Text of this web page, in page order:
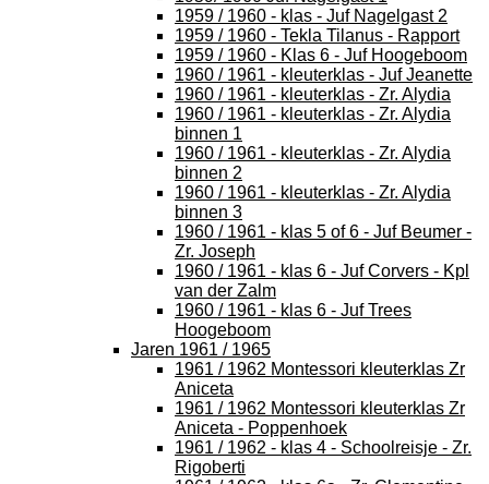
1959 / 1960 - klas - Juf Nagelgast 2
1959 / 1960 - Tekla Tilanus - Rapport
1959 / 1960 - Klas 6 - Juf Hoogeboom
1960 / 1961 - kleuterklas - Juf Jeanette
1960 / 1961 - kleuterklas - Zr. Alydia
1960 / 1961 - kleuterklas - Zr. Alydia
binnen 1
1960 / 1961 - kleuterklas - Zr. Alydia
binnen 2
1960 / 1961 - kleuterklas - Zr. Alydia
binnen 3
1960 / 1961 - klas 5 of 6 - Juf Beumer -
Zr. Joseph
1960 / 1961 - klas 6 - Juf Corvers - Kpl
van der Zalm
1960 / 1961 - klas 6 - Juf Trees
Hoogeboom
Jaren 1961 / 1965
1961 / 1962 Montessori kleuterklas Zr
Aniceta
1961 / 1962 Montessori kleuterklas Zr
Aniceta - Poppenhoek
1961 / 1962 - klas 4 - Schoolreisje - Zr.
Rigoberti